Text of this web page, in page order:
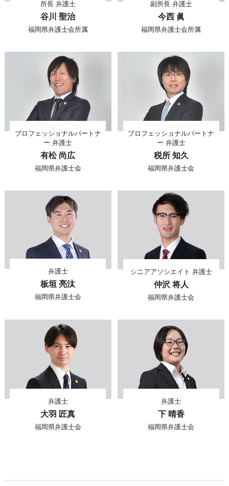
所長 弁護士
谷川 聖治
福岡県弁護士会所属
副所長 弁護士
今西 眞
福岡県弁護士会所属
プロフェッショナルパートナ
ー 弁護士
有松 尚広
福岡県弁護士会
プロフェッショナルパートナ
ー 弁護士
税所 知久
福岡県弁護士会
弁護士
板垣 亮汰
福岡県弁護士会
シニアアソシエイト 弁護士
仲沢 将人
福岡県弁護士会
弁護士
大羽 匠真
福岡県弁護士会
弁護士
下 晴香
福岡県弁護士会